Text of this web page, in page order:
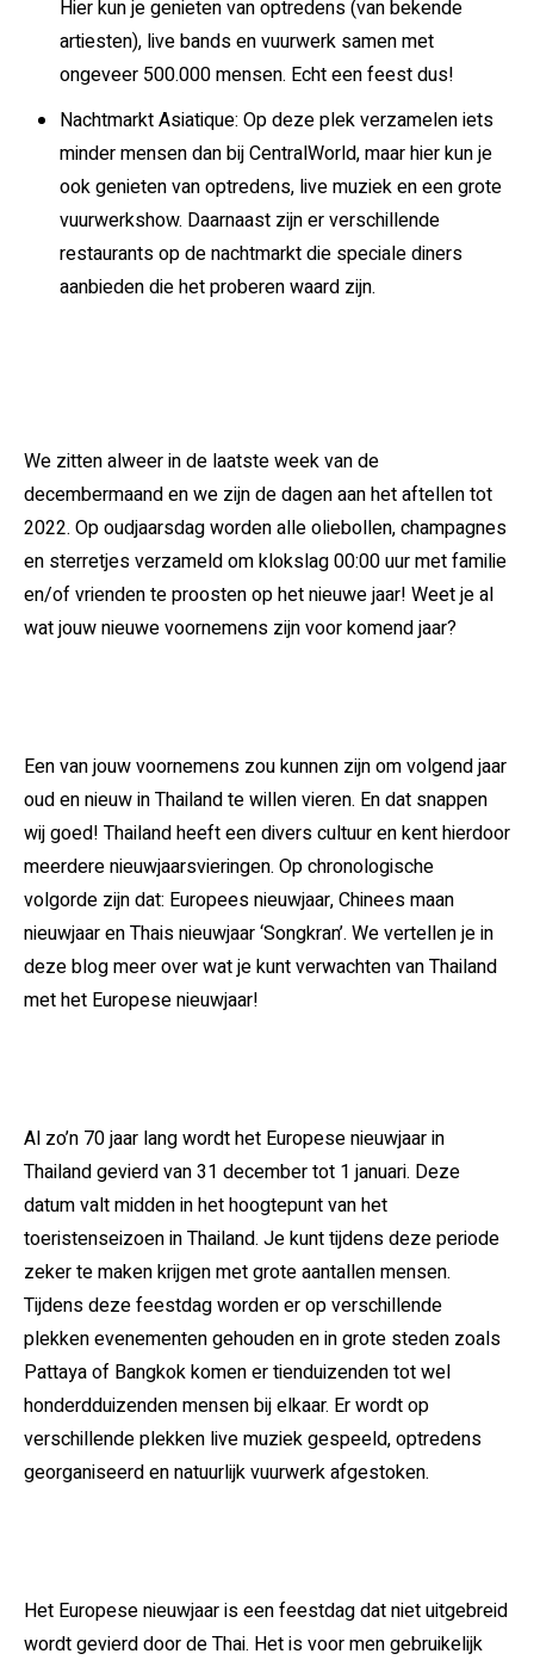
Hier kun je genieten van optredens (van bekende
artiesten), live bands en vuurwerk samen met
ongeveer 500.000 mensen. Echt een feest dus!
Nachtmarkt Asiatique: Op deze plek verzamelen iets
minder mensen dan bij CentralWorld, maar hier kun je
ook genieten van optredens, live muziek en een grote
vuurwerkshow. Daarnaast zijn er verschillende
restaurants op de nachtmarkt die speciale diners
aanbieden die het proberen waard zijn.
We zitten alweer in de laatste week van de
decembermaand en we zijn de dagen aan het aftellen tot
2022. Op oudjaarsdag worden alle oliebollen, champagnes
en sterretjes verzameld om klokslag 00:00 uur met familie
en/of vrienden te proosten op het nieuwe jaar! Weet je al
wat jouw nieuwe voornemens zijn voor komend jaar?
Een van jouw voornemens zou kunnen zijn om volgend jaar
oud en nieuw in Thailand te willen vieren. En dat snappen
wij goed! Thailand heeft een divers cultuur en kent hierdoor
meerdere nieuwjaarsvieringen. Op chronologische
volgorde zijn dat: Europees nieuwjaar, Chinees maan
nieuwjaar en Thais nieuwjaar ‘Songkran’. We vertellen je in
deze blog meer over wat je kunt verwachten van Thailand
met het Europese nieuwjaar!
Al zo’n 70 jaar lang wordt het Europese nieuwjaar in
Thailand gevierd van 31 december tot 1 januari. Deze
datum valt midden in het hoogtepunt van het
toeristenseizoen in Thailand. Je kunt tijdens deze periode
zeker te maken krijgen met grote aantallen mensen.
Tijdens deze feestdag worden er op verschillende
plekken evenementen gehouden en in grote steden zoals
Pattaya of Bangkok komen er tienduizenden tot wel
honderdduizenden mensen bij elkaar. Er wordt op
verschillende plekken live muziek gespeeld, optredens
georganiseerd en natuurlijk vuurwerk afgestoken.
Het Europese nieuwjaar is een feestdag dat niet uitgebreid
wordt gevierd door de Thai. Het is voor men gebruikelijk